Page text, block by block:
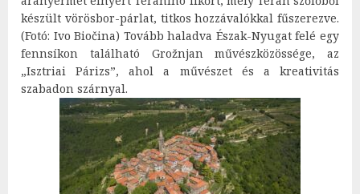
készült vörösbor-párlat, titkos hozzávalókkal fűszerezve.
(Fotó: Ivo Biočina) Tovább haladva Észak-Nyugat felé egy
fennsíkon található Grožnjan művészközössége, az
„Isztriai Párizs”, ahol a művészet és a kreativitás
szabadon szárnyal.